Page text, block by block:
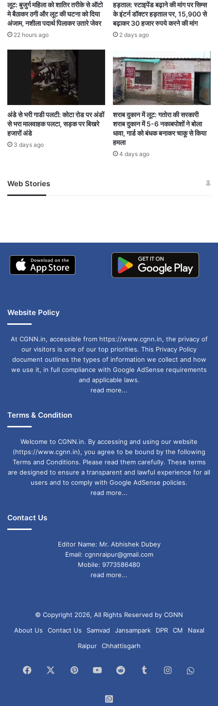
लूट: बुजुर्ग महिला को शातिर तरीके से ऑटो
मे बैठाकर ठगी और लूट की घटना को दिया
अंजाम, नशीला पदार्थ पिलाकर उतारे जेवर
22 hours ago
हड़ताल: स्टाइपेंड बढ़ाने की मांग पर सिम्स
के इंटर्न डॉक्टर हड़ताल पर, 15,900 से
बढ़ाकर 30 हजार रुपये करने की मांग
2 days ago
अंडे से भरी गाडी पलटी: कोटा रोड पर अंडों
से भरा मालवाहक पलटा, सड़क पर बिखरे
हजारों अंडे
3 days ago
शराब दुकान में लूट: गतोरा की सरकारी
शराब दुकान में 5-6 नकाबपोशों ने बोला
धावा, गार्ड को बंधक बनाकर चाकू से किया
हमला
4 days ago
Web Stories
जम्मू-कश्मीर में बारिश से
अपडेट
खाई में धक्का… आरोपियों ने
Website Policy
At CGNN.in, accessible from https://www.cgnn.in, the privacy of
our visitors is one of our top priorities. This Privacy Policy
document outlines the types of information we collect and how
we use it, in full compliance with Google AdSense requirements
and applicable laws.
read more...
Terms & Condition
Welcome to CGNN.in. By accessing and using our website
(https://www.cgnn.in), you agree to be bound by the following
Terms and Conditions. Please read them carefully. These terms
are designed to ensure a transparent and lawful experience for all
users and to comply with Google AdSense policies.
read more...
Contact Us
Editor Name: Mr. Abhishek Dubey
Email: cgnnraipur@gmail.com
Mobile: 9773586480
read more...
© Copyright 2026, All Rights Reserved by CGNN
About Us
Contact Us Samvad Jansampark DPR CM
Naxal
Raipur
Chhattisgarh
Facebook PinterestYouTubeReddit TumblrInstagram